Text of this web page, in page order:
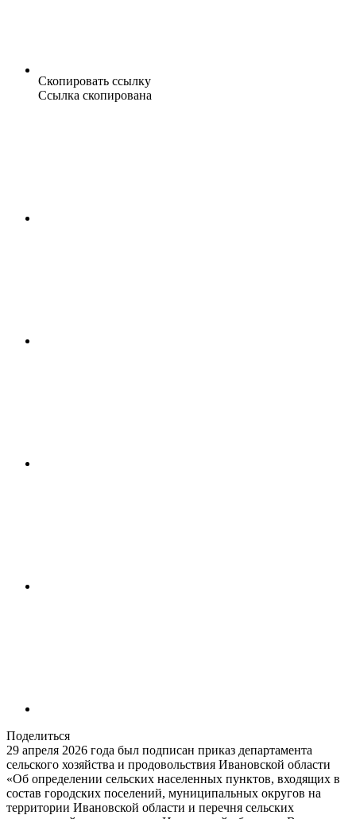
Скопировать ссылку
Ссылка скопирована
Поделиться
29 апреля 2026 года был подписан приказ департамента
сельского хозяйства и продовольствия Ивановской области
«Об определении сельских населенных пунктов, входящих в
состав городских поселений, муниципальных округов на
территории Ивановской области и перечня сельских